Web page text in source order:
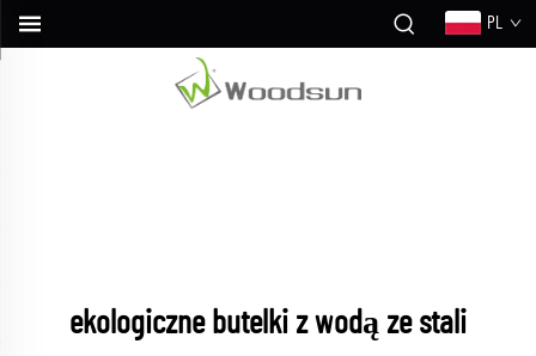
PL
ekologiczne butelki z wodą ze stali